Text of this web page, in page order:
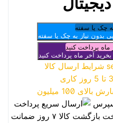
بدون نیاز به چک یا سفته
بخرید آخر ماه پرداخت کنید
شرایط ارسال کالا
100 میلیون
پرداخت
بازگشت کالا
۷ روز ضمانت